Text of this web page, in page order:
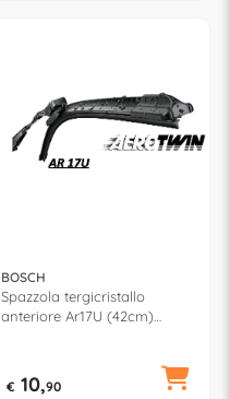
BOSCH
Spazzola tergicristallo
anteriore Ar17U (42cm)
€ 10,90